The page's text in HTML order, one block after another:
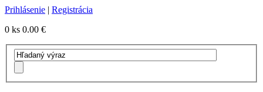
Prihlásenie | Registrácia
0 ks 0.00 €